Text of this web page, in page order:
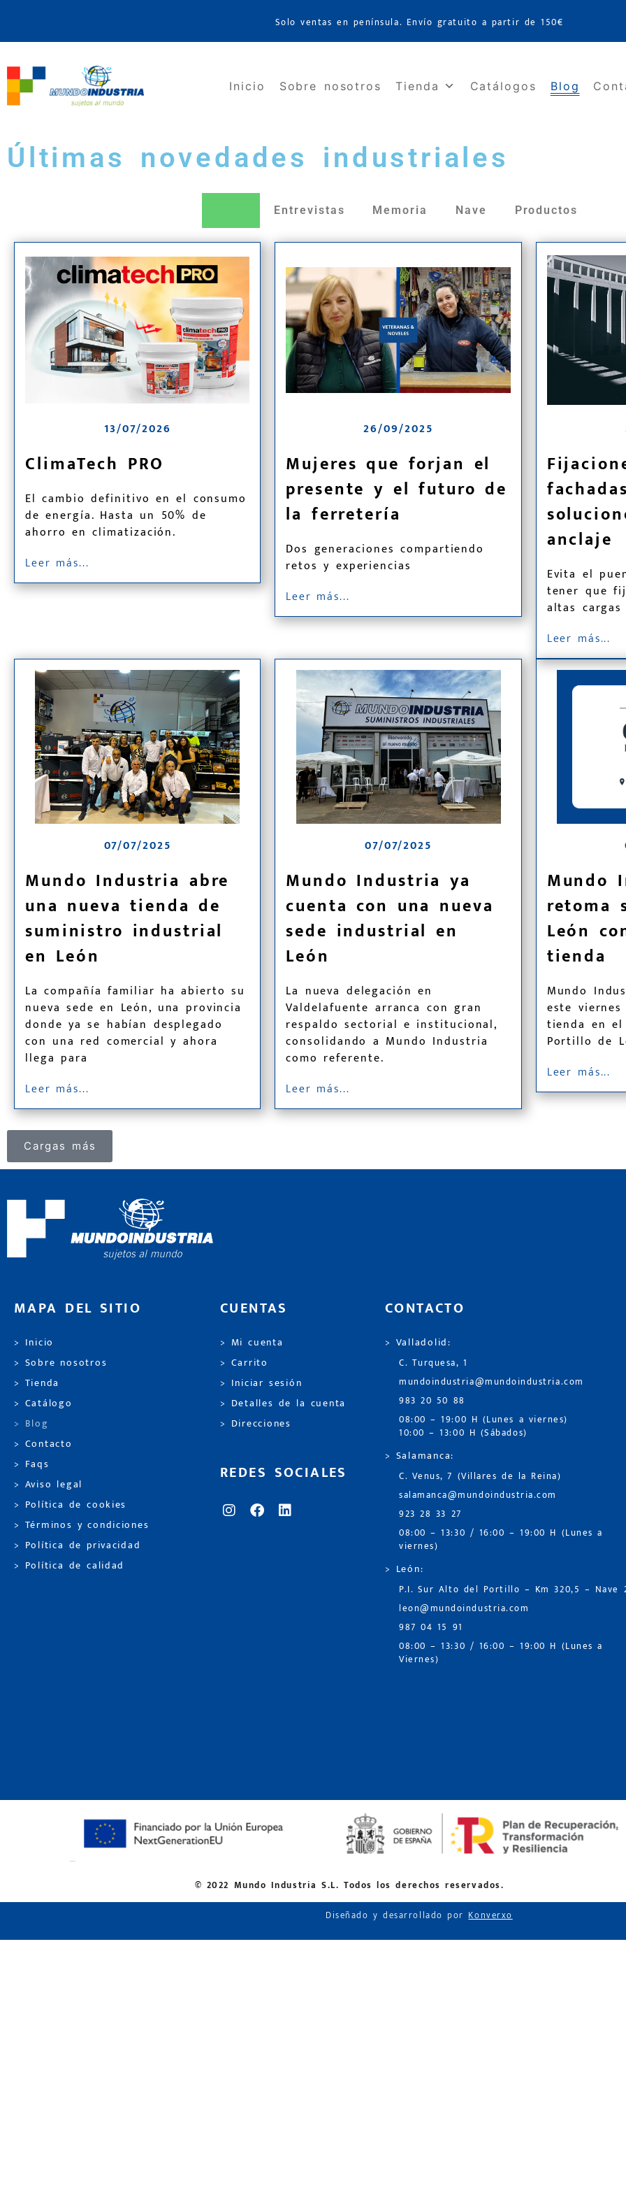
Solo ventas en península. Envío gratuito a partir de 150€
Inicio Sobre nosotros Tienda Catálogos Blog
Últimas novedades industriales
Entrevistas Memoria Nave Productos
13/07/2026
ClimaTech PRO
El cambio definitivo en el consumo
de energía. Hasta un 50% de
ahorro en climatización.
Leer más...
26/09/2025
Mujeres que forjan el
presente y el futuro de
la ferretería
Dos generaciones compartiendo
retos y experiencias
Leer más...
anclaje
Evita el
tener que
altas
Leer más...
07/07/2025
Mundo Industria abre
una nueva tienda de
suministro industrial
en León
La compañía familiar ha abierto su
nueva sede en León, una provincia
donde ya se habían desplegado
con una red comercial y ahora
llega para
Leer más...
07/07/2025
Mundo Industria ya
cuenta con una nueva
sede industrial en
León
La nueva delegación en
Valdelafuente arranca con gran
respaldo sectorial e institucional,
consolidando a Mundo Industria
como referente.
Leer más...
Mundo
retoma
León
tienda
Mundo
este
tienda en
Portillo de
Leer más...
Cargas más
MAPA DEL SITIO
> Inicio
> Sobre nosotros
> Tienda
> Catálogo
> Blog
> Contacto
> Faqs
> Aviso legal
> Política de cookies
> Términos y condiciones
> Política de privacidad
> Política de calidad
CUENTAS
> Mi cuenta
> Carrito
> Iniciar sesión
> Detalles de la cuenta
> Direcciones
REDES SOCIALES
CONTACTO
> Valladolid:
C. Turquesa, 1
mundoindustria@mundoindustria.com
983 20 50 88
08:00 – 19:00 H (Lunes a viernes)
10:00 – 13:00 H (Sábados)
> Salamanca:
C. Venus, 7 (Villares de la Reina)
salamanca@mundoindustria.com
923 28 33 27
08:00 – 13:30 / 16:00 – 19:00 H (Lunes a
viernes)
> León:
P.I. Sur Alto del Portillo – Km 320,5 – Nave
leon@mundoindustria.com
987 04 15 91
08:00 – 13:30 / 16:00 – 19:00 H (Lunes a
Viernes)
© 2022 Mundo Industria S.L. Todos los derechos reservados.
Diseñado y desarrollado porKonverxo